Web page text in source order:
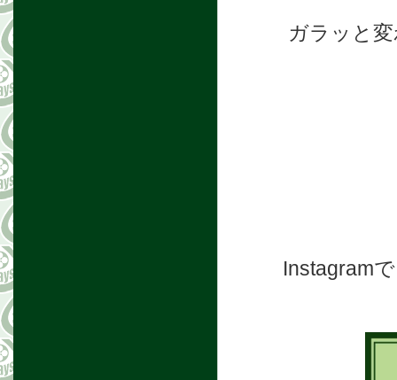
ガラッと
Instagram